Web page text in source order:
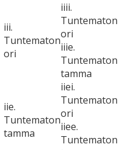
iii.
Tuntematon
ori
iiii.
Tuntematon
ori
iiie.
Tuntematon
tamma
iie.
Tuntematon
tamma
iiei.
Tuntematon
ori
iiee.
Tuntematon